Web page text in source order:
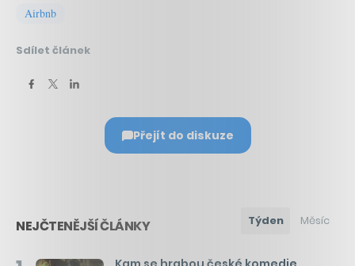
Airbnb
Sdílet článek
Přejít do diskuze
NEJČTENĚJŠÍ ČLÁNKY Týden Měsíc